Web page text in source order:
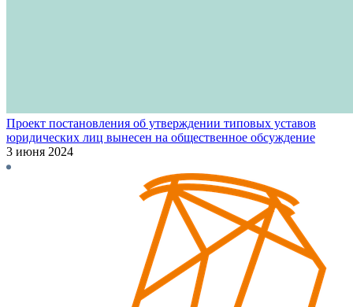
Проект постановления об утверждении типовых уставов
юридических лиц вынесен на общественное обсуждение
3 июня 2024